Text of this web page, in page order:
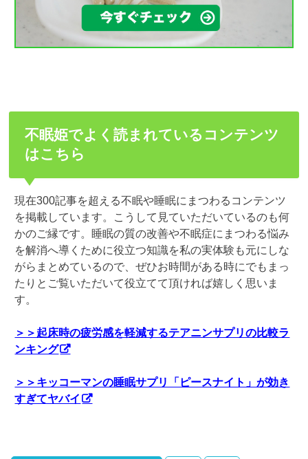
不眠姫でよく読まれているコンテンツ
はこちら
現在300記事を超える不眠や睡眠にまつわるコンテンツ
を掲載しています。こうして見ていただいているのも何
かのご縁です。睡眠の質の改善や不眠症にまつわる悩み
を解消へ導くために役立つ知識を私の実体験も元にしな
がらまとめているので、ぜひお時間がある時にでもまっ
たりとご覧いただいて役立てて頂ければ嬉しく思いま
す。
＞＞起床時の疲労感を軽減するテアニンサプリの比較ラ
ンキング
＞＞キッコーマンの睡眠サプリ「ピースナイト」が効き
すぎてヤバイ